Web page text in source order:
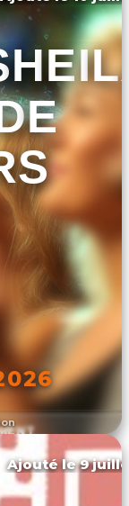
Ajouté le 9